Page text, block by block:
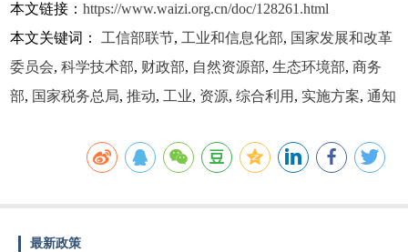
本文链接：https://www.waizi.org.cn/doc/128261.html
本文关键词：工信部联节,工业和信息化部, 国家发展和改革
委员会,科学技术部, 财政部, 自然资源部,生态环境部,商务
部, 国家税务总局,推动,工业, 资源,综合利用 , 实施方案,通知
最新政策